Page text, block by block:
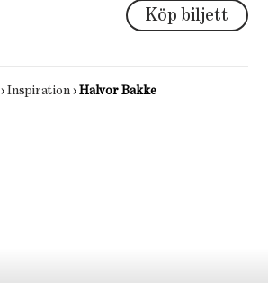
Köp biljett
›Inspiration ›Halvor Bakke